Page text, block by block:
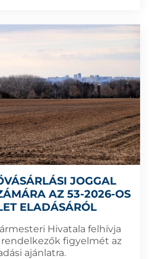
JOGGAL
AZ 53-2026-OS
ELADÁSÁRÓL
Hivatala felhívja
rendelkezők figyelmét az
ajánlatra.